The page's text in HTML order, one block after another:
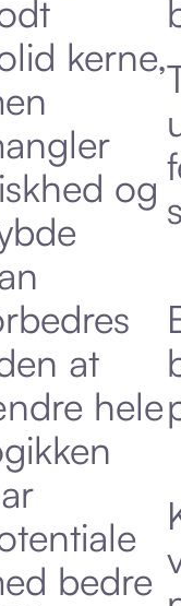
kerne,
og
at
hele
bedre